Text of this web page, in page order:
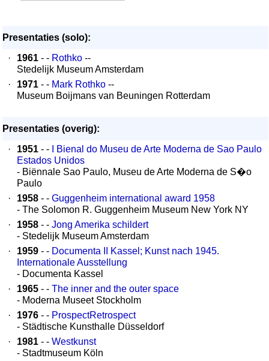
Presentaties (solo):
·
1961 - - Rothko --
Stedelijk Museum Amsterdam
·
1971 - - Mark Rothko --
Museum Boijmans van Beuningen Rotterdam
Presentaties (overig):
·
1951 - -
I Bienal do Museu de Arte Moderna de Sao Paulo
Estados Unidos
- Biënnale Sao Paulo, Museu de Arte Moderna de S�o
Paulo
·
1958 - - Guggenheim international award 1958
- The Solomon R. Guggenheim Museum New York NY
·
1958 - - Jong Amerika schildert
- Stedelijk Museum Amsterdam
·
1959 - - Documenta II Kassel; Kunst nach 1945.
Internationale Ausstellung
- Documenta Kassel
·
1965 - - The inner and the outer space
- Moderna Museet Stockholm
·
1976 - - ProspectRetrospect
- Städtische Kunsthalle Düsseldorf
·
1981 - - Westkunst
- Stadtmuseum Köln